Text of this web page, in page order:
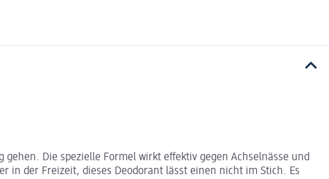
Die spezielle Formel wirkt effektiv gegen Achselnässe und
in der Freizeit, dieses Deodorant lässt einen nicht im Stich. Es